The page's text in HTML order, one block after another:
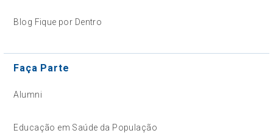
Blog Fique por Dentro
Faça Parte
Alumni
Educação em Saúde da População